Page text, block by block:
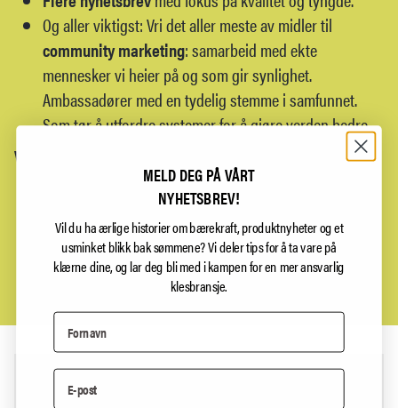
Og aller viktigst: Vri det aller meste av midler til
community marketing: samarbeid med ekte
mennesker vi heier på og som gir synlighet.
Ambassadører med en tydelig stemme i samfunnet.
Som tør å utfordre systemer for å gjøre verden bedre.
VIKTIG PRESISERING:
Vi betaler fremdeles forannonsering på Google
også Google skal kuttes på sikt.
Vi er fremdeles tilstede organisk (ikke betalt) i Meta's
univers gjennomInstagramogFacebook.
MELD DEG PÅ VÅRT
NYHETSBREV!
Vil du ha ærlige historier om bærekraft, produktnyheter og et
usminket blikk bak sømmene?Vi deler tips for å ta vare på
klærne dine, og lar deg bli med i kampen for en mer ansvarlig
klesbransje.